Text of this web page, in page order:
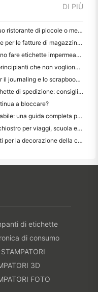
DI PIÙ
Come scegliere il software giusto per il tuo ristorante di piccole o medie dimensioni
Hai bisogno di una stampante A4 portatile per le fatture di magazzino? Cosa funziona davvero
Le stampanti di etichette termiche possono fare etichette impermeabili per prodotti di piccole imprese?
La migliore fotocamera istantanea per i principianti che non vogliono sprecare carta
Miglior produttore di etichette a colori per il journaling e lo scrapbooking: aggiungere più colori ad ogni pagina
Scrittura a mano contro la stampa di etichette di spedizione: consigli per le piccole imprese nel 2026
a bloccare?
Come scegliere una stampante foto tascabile: una guida completa per gli utenti di giornali, viaggi e iPhone
La migliore stampante portatile senza inchiostro per viaggi, scuola e lavoro mobile: Hanin MT620 Pro Recensione
Mini Foto Wall Layout Idee e suggerimenti per la decorazione della camera da letto e del dormitorio
di etichette
di consumo
3D
FOTO